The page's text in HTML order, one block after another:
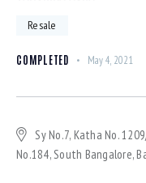
Resale
COMPLETED May 4, 2021
Sy No.7, Katha No.
No.184, South Bangalore,